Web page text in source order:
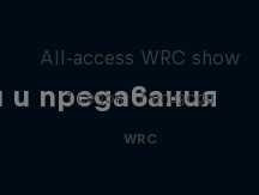
предавания
All-access WRC show
1 сезон · 7 епизоди
WRC